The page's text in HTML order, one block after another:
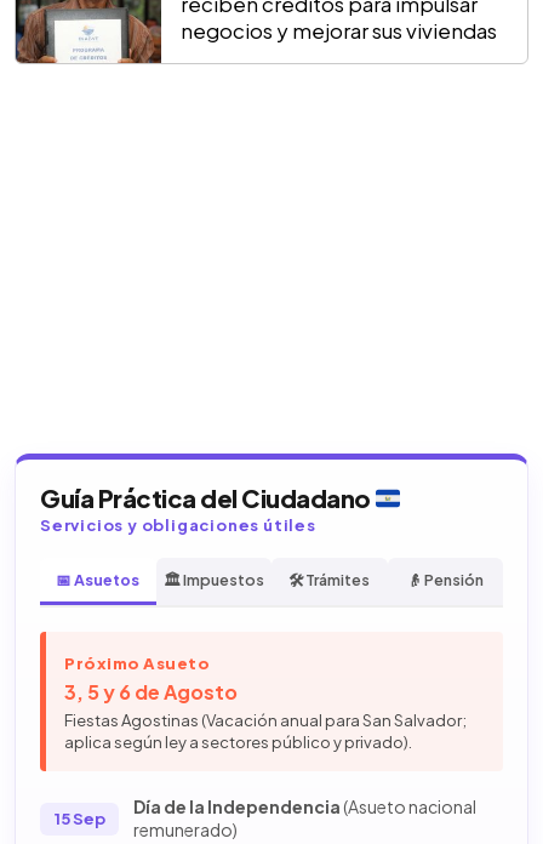
negocios y mejorar sus viviendas
Guía Práctica del Ciudadano
Servicios y obligaciones útiles
📅 Asuetos 🏛️ Impuestos 🛠️ Trámites 👴 Pensión
Próximo Asueto
3, 5 y 6 de Agosto
Fiestas Agostinas (Vacación anual para San Salvador;
aplica según ley a sectores público y privado).
15 Sep
Día de la Independencia(Asueto nacional
remunerado)